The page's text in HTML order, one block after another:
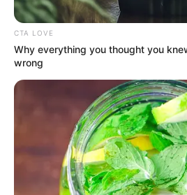
CTA LOVE
Why everything you thought you
wrong